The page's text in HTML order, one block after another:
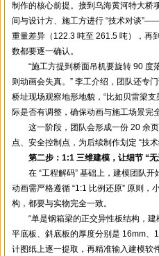
制作的核心前提。接到乌海黄河特大桥
间与设计方、施工方进行 “技术对谈
重量差异（122.3 吨至 261.5 吨），再
数都要逐一确认。
“施工方提到桥面吊机要旋转 90 度
则动画会失真。” 李工介绍，团队还专
桥址现场观察地形地貌，“比如贝雷梁
际是否有调整，确保动画与施工场景完
这一阶段，团队会形成一份 20 余
点、安全控制点，为后续制作划定 “技
第二步：1:1 三维建模，让细节 “无
在 “工程解码” 基础上，建模团队
动画需严格遵循 “1:1 比例还原” 原则
构，都要与实物完全一致。
“单是钢箱梁的正交异性板结构，
平底板、斜底板的厚度分别是 16mm
计图纸上逐一提取，再精准输入建模